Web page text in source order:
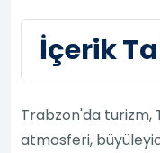
İçerik
Trabzon'da turizm,
atmosferi,